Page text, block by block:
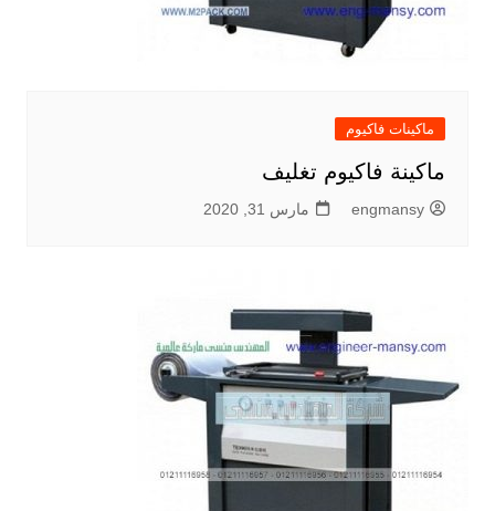
ماكينات فاكيوم
ماكينة فاكيوم تغليف
engmansy مارس 31, 2020